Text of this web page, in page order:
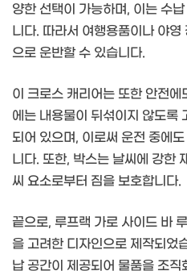
양한 선택이 가능하며, 이는 수
니다. 따라서 여행용품이나 야
으로 운반할 수 있습니다.
이 크로스 캐리어는 또한 안전
에는 내용물이 뒤섞이지 않도록
되어 있으며, 이로써 운전 중에
니다. 또한, 박스는 날씨에 강한
씨 요소로부터 짐을 보호합니다.
끝으로, 루프랙 가로 사이드 바
을 고려한 디자인으로 제작되었
납 공간이 제공되어 물품을 조